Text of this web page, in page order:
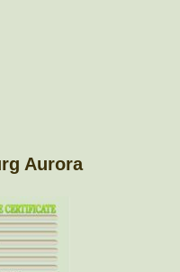
Aurora